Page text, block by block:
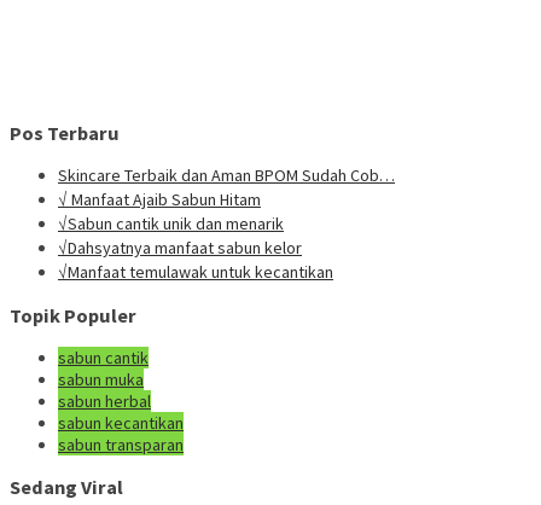
Pos Terbaru
Skincare Terbaik dan Aman BPOM Sudah Cob…
√ Manfaat Ajaib Sabun Hitam
√Sabun cantik unik dan menarik
√Dahsyatnya manfaat sabun kelor
√Manfaat temulawak untuk kecantikan
Topik Populer
sabun cantik
sabun muka
sabun herbal
sabun kecantikan
sabun transparan
Sedang Viral